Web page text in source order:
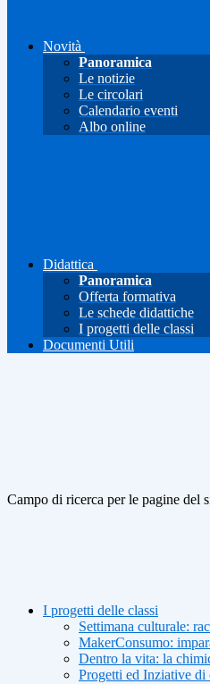
Novità
Panoramica
Le notizie
Le circolari
Calendario eventi
Albo online
Didattica
Panoramica
Offerta formativa
Le schede didattiche
I progetti delle classi
Documenti Utili
Campo di ricerca per le pagine del
I progetti delle classi
Settimana culturale:
MakerConsumo:
Dentro la vita: la
Progetti ed Inziative di